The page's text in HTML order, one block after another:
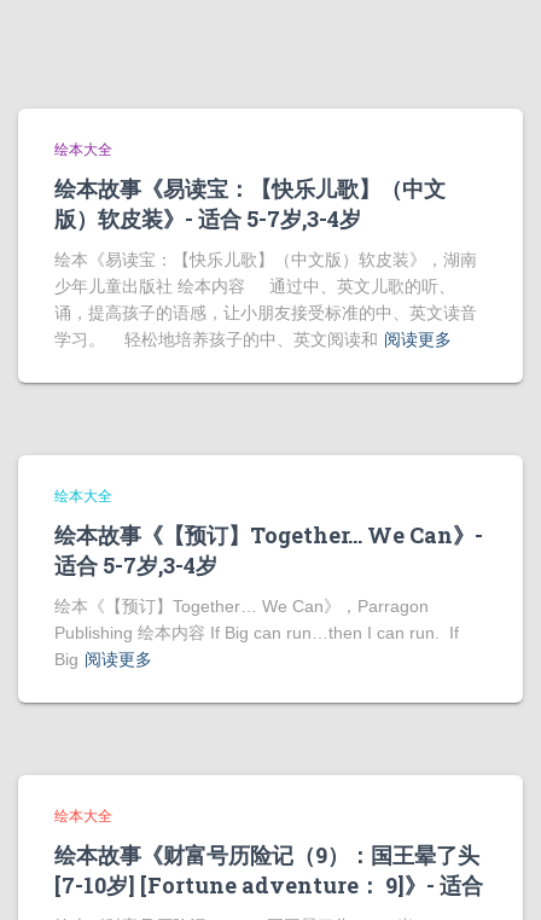
绘本大全
绘本故事《易读宝：【快乐儿歌】（中文
版）软皮装》- 适合 5-7岁,3-4岁
绘本《易读宝：【快乐儿歌】（中文版）软皮装》，湖南
少年儿童出版社 绘本内容 通过中、英文儿歌的听、
诵，提高孩子的语感，让小朋友接受标准的中、英文读音
学习。 轻松地培养孩子的中、英文阅读和 阅读更多
绘本大全
绘本故事《【预订】Together… We Can》-
适合 5-7岁,3-4岁
绘本《【预订】Together… We Can》，Parragon
Publishing 绘本内容 If Big can run…then I can run. If
Big 阅读更多
绘本大全
绘本故事《财富号历险记（9）：国王晕了头
[7-10岁] [Fortune adventure： 9]》- 适合